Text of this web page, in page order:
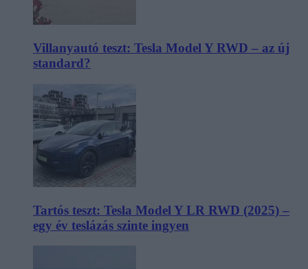
Villanyautó teszt: Tesla Model Y RWD – az új
standard?
Tartós teszt: Tesla Model Y LR RWD (2025) –
egy év teslázás szinte ingyen